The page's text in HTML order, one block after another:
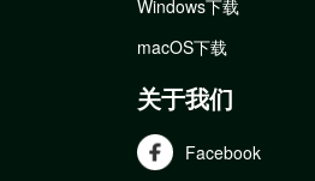
Windows下载
macOS下载
关于我们
Facebook